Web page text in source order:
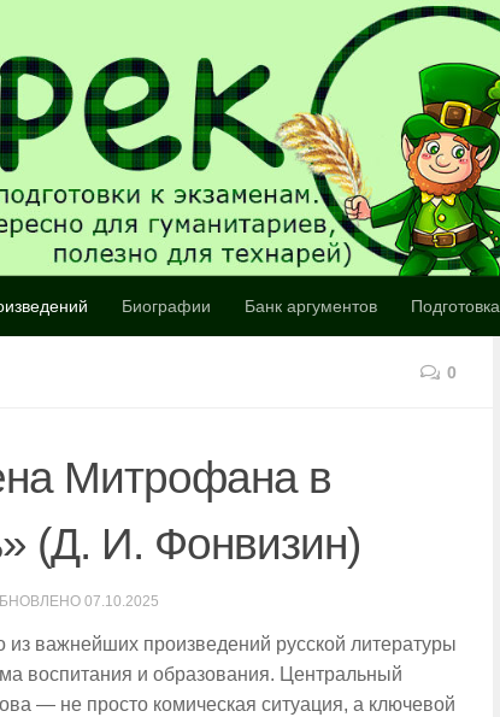
Биографии Банк аргументов Подготовка
0
Митрофана в
(Д. И. Фонвизин)
07.10.2025
важнейших произведений русской литературы
воспитания и образования. Центральный
— не просто комическая ситуация, а ключевой